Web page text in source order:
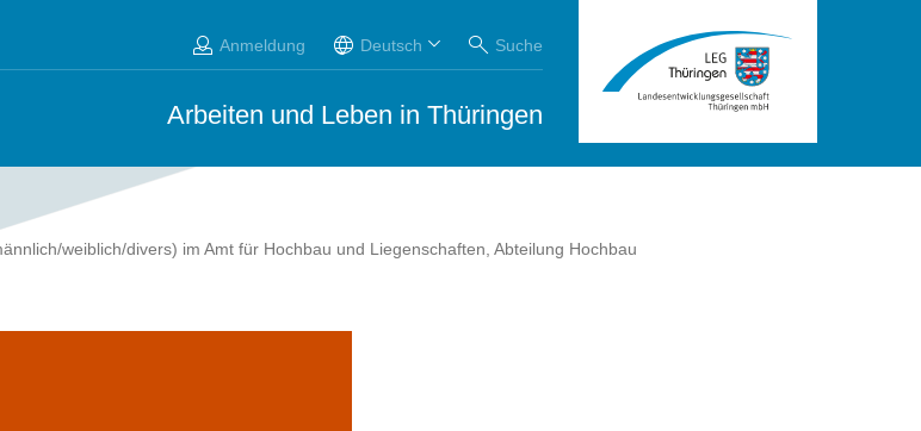
Anmeldung Deutsch Suche
Arbeiten und Leben in Thüringen
weiblich/divers) im Amt für Hochbau und Liegenschaften, Abteilung Hochbau